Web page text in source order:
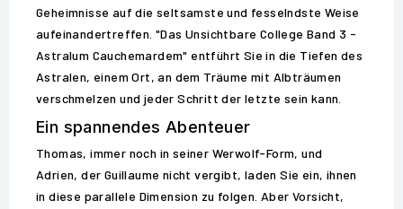
Geheimnisse auf die seltsamste und fesselndste Weise
aufeinandertreffen. "Das Unsichtbare College Band 3 -
Astralum Cauchemardem" entführt Sie in die Tiefen des
Astralen, einem Ort, an dem Träume mit Albträumen
verschmelzen und jeder Schritt der letzte sein kann.
Ein spannendes Abenteuer
Thomas, immer noch in seiner Werwolf-Form, und
Adrien, der Guillaume nicht vergibt, laden Sie ein, ihnen
in diese parallele Dimension zu folgen. Aber Vorsicht,